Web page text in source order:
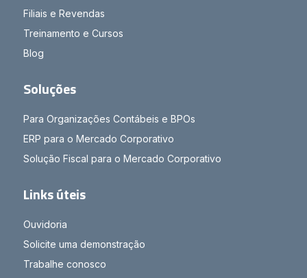
Filiais e Revendas
Treinamento e Cursos
Blog
Soluções
Para Organizações Contábeis e BPOs
ERP para o Mercado Corporativo
Solução Fiscal para o Mercado Corporativo
Links úteis
Ouvidoria
Solicite uma demonstração
Trabalhe conosco